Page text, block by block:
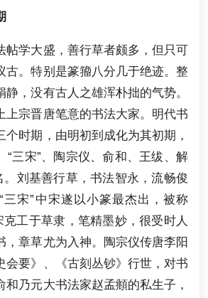
帖学大盛，善行草者颇多，但只可
古。特别是篆籀八分几于绝迹。整
，没有古人之雄浑朴拙的气势。
上宗晋唐笔意的书法大家。明代书
个时期，由明初到成化为其初期，
“三宋”、陶宗仪、俞和、王绂、解
。刘基善行草，书法智永，流畅俊
三宋”中宋遂以小篆最杰出，被称
克工于草隶，笔精墨妙，很受时人
，章草尤为入神。陶宗仪传唐李阳
会要》、《古刻丛钞》行世，对书
和乃元大书法家赵孟頫的私生子，